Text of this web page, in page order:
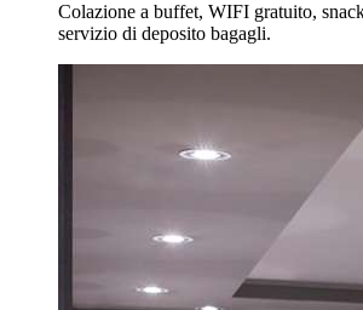
Colazione a buffet, WIFI gratuito,
servizio di deposito bagagli.